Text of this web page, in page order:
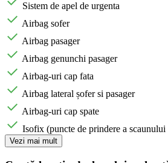
Sistem de apel de urgenta
Airbag sofer
Airbag pasager
Airbag genunchi pasager
Airbag-uri cap fata
Airbag lateral șofer si pasager
Airbag-uri cap spate
Isofix (puncte de prindere a
Vezi mai mult